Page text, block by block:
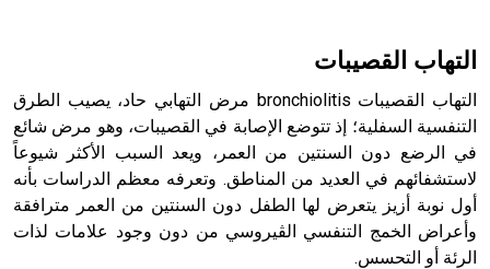
- هل تعلم أن أبجر Abgar اسم معروف جيداً يعود إلى عدد من
الملوك الذين حكموا مدينة إديسا (الرها) من أبجر الأول وحتى
التاسع، وهم ينتسبون إلى أسرة أوسروين
التهاب القصيبات
التهاب القصيبات bronchiolitis مرض التهابي حاد، يصيب الطرق
التنفسية السفلية؛ إذ تتوضع الإصابة في القصيبات، وهو مرض شائع
في الرضع دون السنتين من العمر، ويعد السبب الأكثر شيوعاً
لاستشفائهم في العديد من المناطق. وتعرفه معظم الدراسات بأنه
أول نوبة أزيز يتعرض لها الطفل دون السنتين من العمر مترافقة
وأعراض الخمج التنفسي الڤيروسي من دون وجود علامات لذات
الرئة أو التحسس.